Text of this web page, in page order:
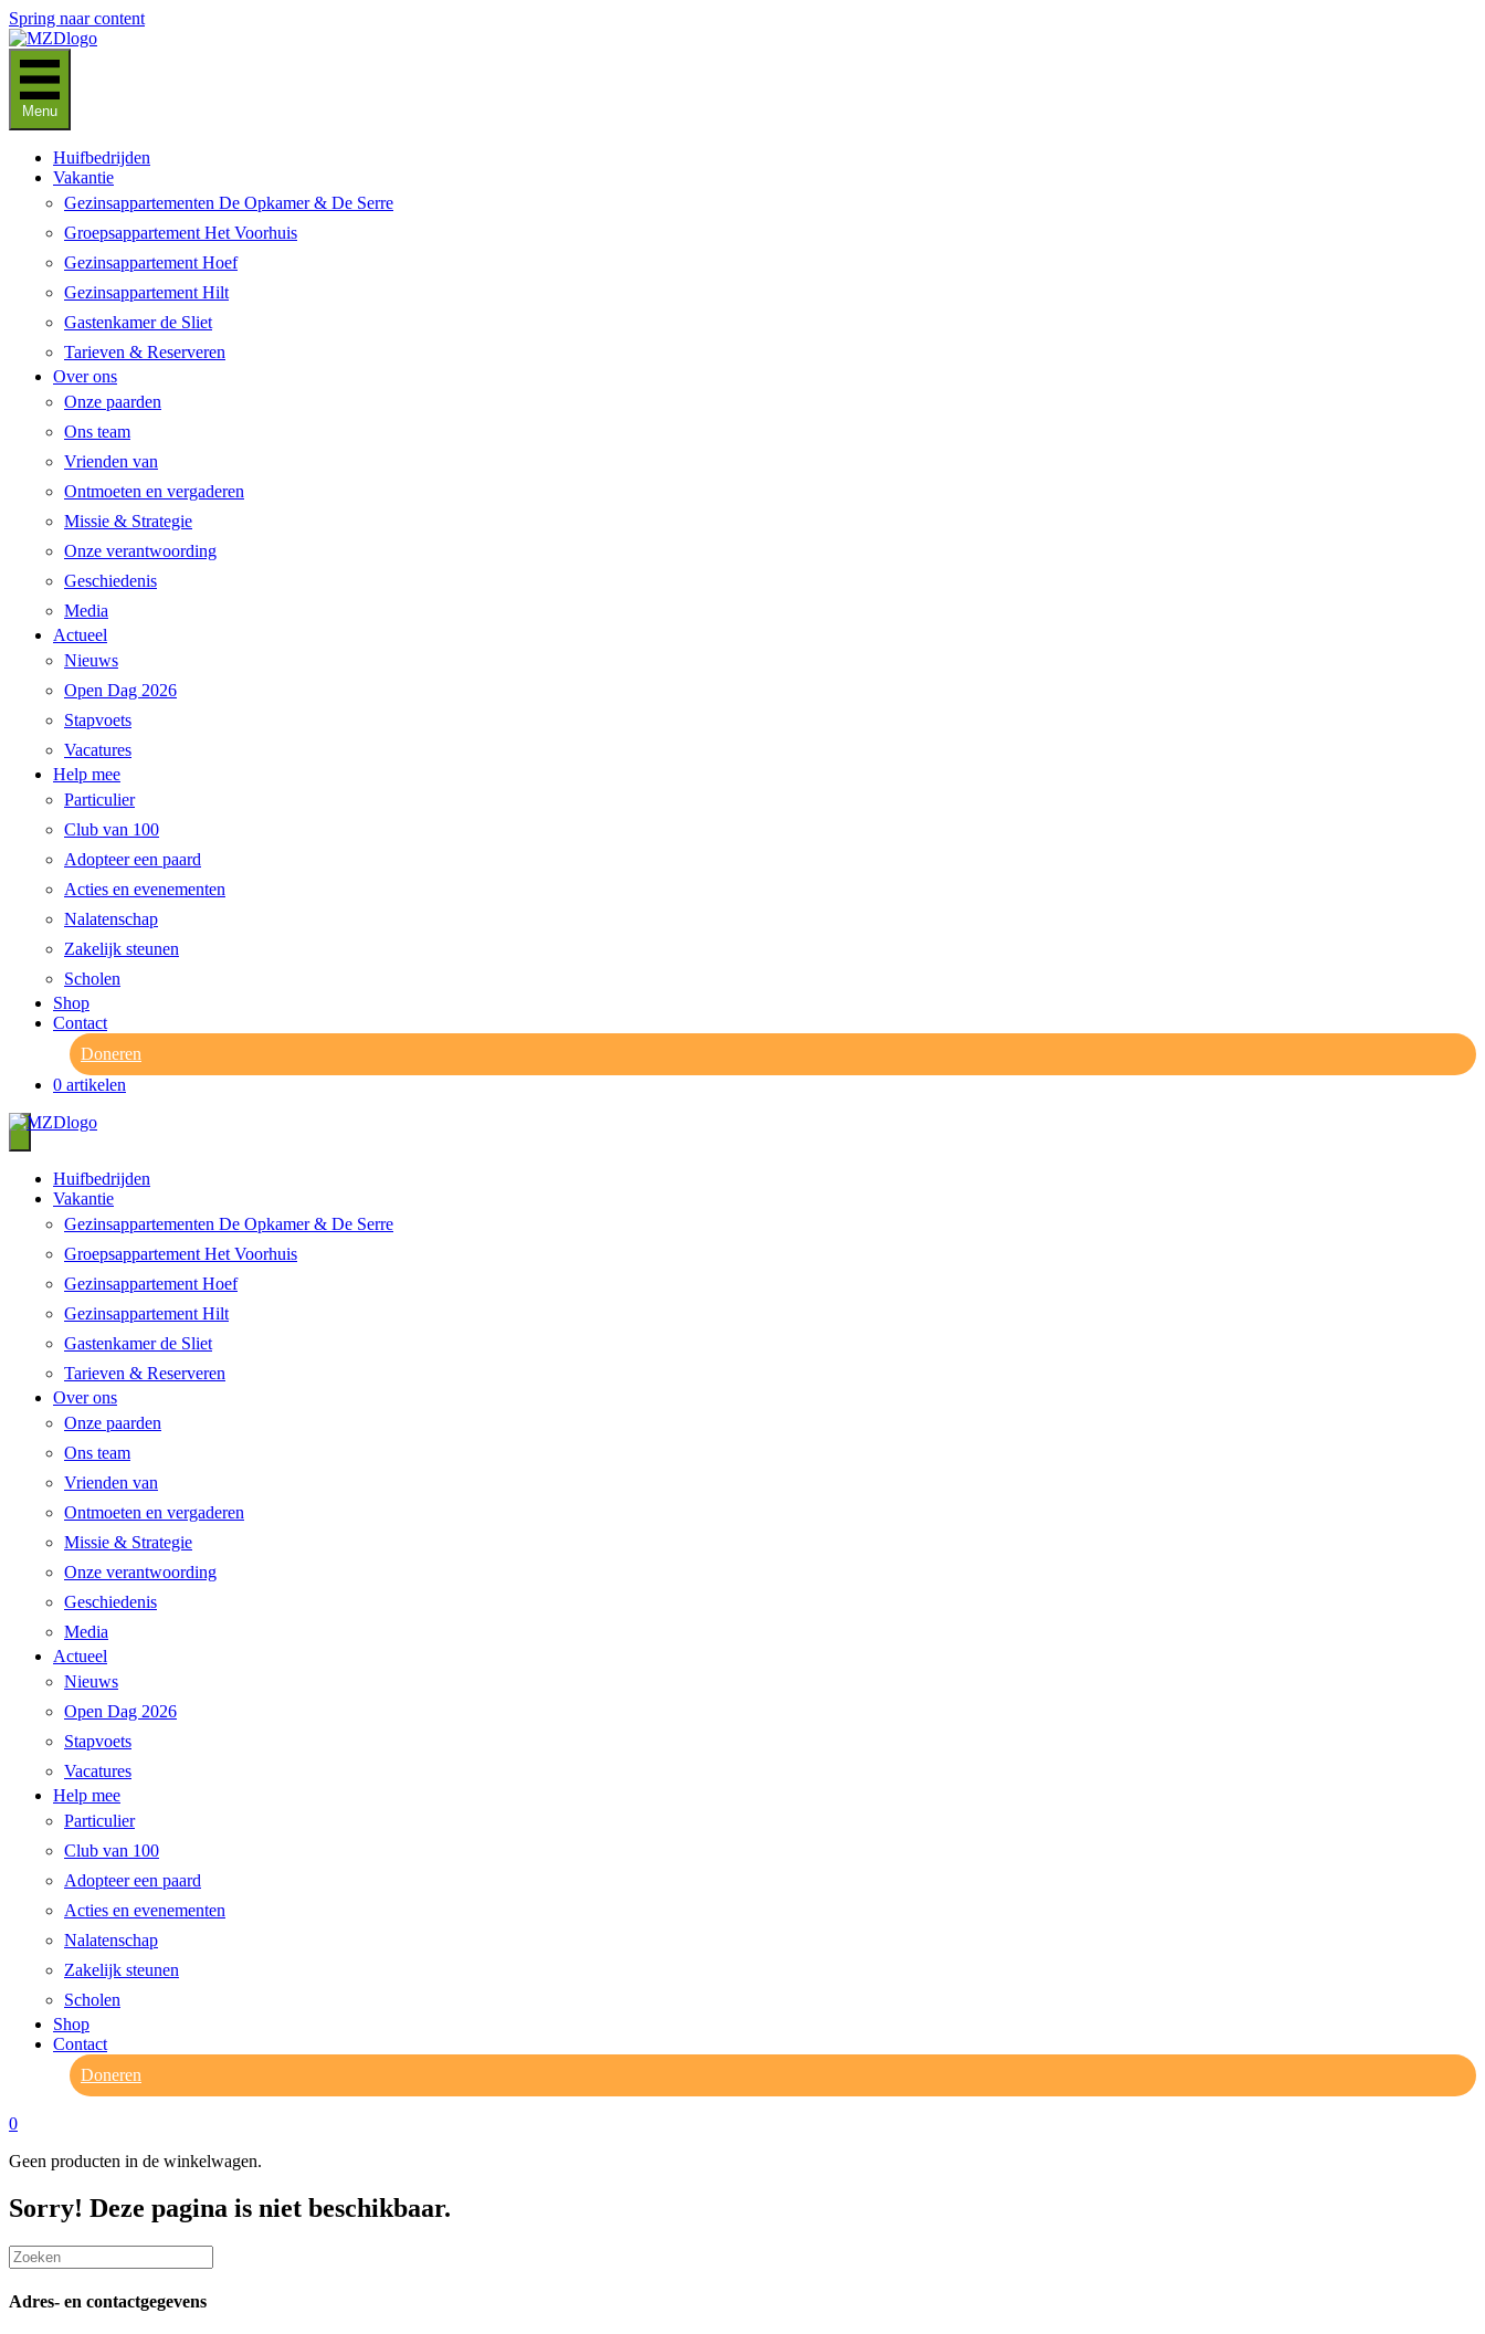
Spring naar content
Menu
Huifbedrijden
Vakantie
Gezinsappartementen De Opkamer & De Serre
Groepsappartement Het Voorhuis
Gezinsappartement Hoef
Gezinsappartement Hilt
Gastenkamer de Sliet
Tarieven & Reserveren
Over ons
Onze paarden
Ons team
Vrienden van
Ontmoeten en vergaderen
Missie & Strategie
Onze verantwoording
Geschiedenis
Media
Actueel
Nieuws
Open Dag 2026
Stapvoets
Vacatures
Help mee
Particulier
Club van 100
Adopteer een paard
Acties en evenementen
Nalatenschap
Zakelijk steunen
Scholen
Shop
Contact
Doneren
0 artikelen
Huifbedrijden
Vakantie
Gezinsappartementen De Opkamer & De Serre
Groepsappartement Het Voorhuis
Gezinsappartement Hoef
Gezinsappartement Hilt
Gastenkamer de Sliet
Tarieven & Reserveren
Over ons
Onze paarden
Ons team
Vrienden van
Ontmoeten en vergaderen
Missie & Strategie
Onze verantwoording
Geschiedenis
Media
Actueel
Nieuws
Open Dag 2026
Stapvoets
Vacatures
Help mee
Particulier
Club van 100
Adopteer een paard
Acties en evenementen
Nalatenschap
Zakelijk steunen
Scholen
Shop
Contact
Doneren
0
Geen producten in de winkelwagen.
Sorry! Deze pagina is niet beschikbaar.
Adres- en contactgegevens